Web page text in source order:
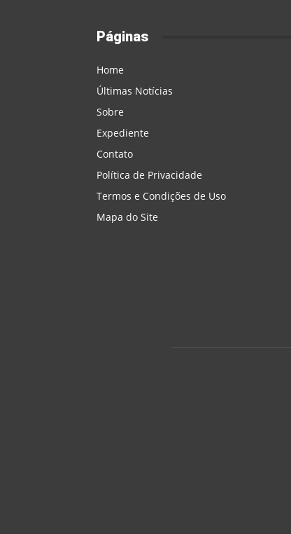
Páginas
Home
Últimas Notícias
Sobre
Expediente
Contato
Política de Privacidade
Termos e Condições de Uso
Mapa do Site